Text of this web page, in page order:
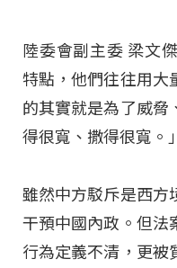
陸委會副主委 梁文
特點，他們往往用大
的其實就是為了威脅
得很寬、撒得很寬 。」
雖然中方駁斥是西方
干預中國內政 。但
行為定義不清，更被